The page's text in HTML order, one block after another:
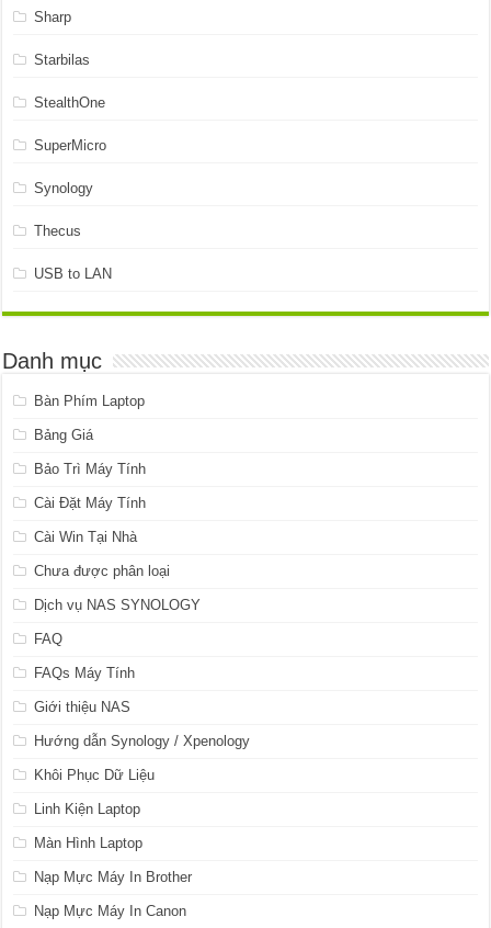
Sharp
Starbilas
StealthOne
SuperMicro
Synology
Thecus
USB to LAN
Danh mục
Bàn Phím Laptop
Bảng Giá
Bảo Trì Máy Tính
Cài Đặt Máy Tính
Cài Win Tại Nhà
Chưa được phân loại
Dịch vụ NAS SYNOLOGY
FAQ
FAQs Máy Tính
Giới thiệu NAS
Hướng dẫn Synology / Xpenology
Khôi Phục Dữ Liệu
Linh Kiện Laptop
Màn Hình Laptop
Nạp Mực Máy In Brother
Nạp Mực Máy In Canon